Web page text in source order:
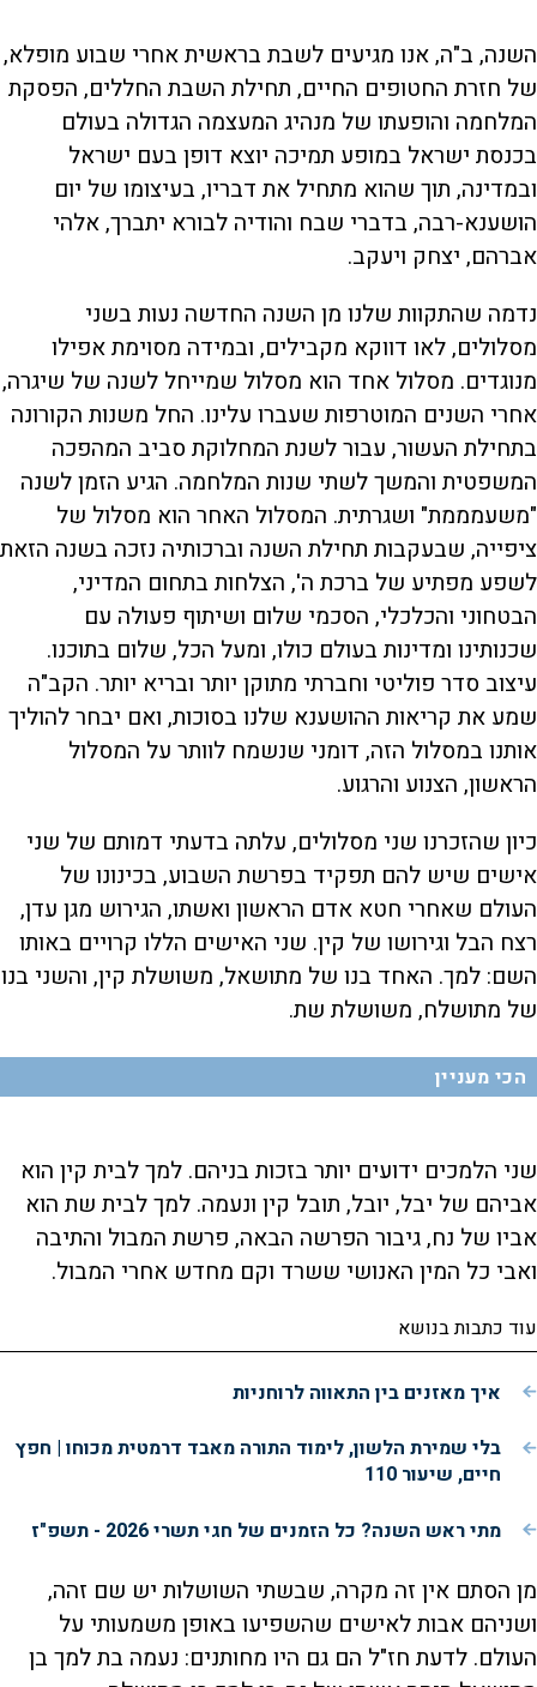
השנה, ב"ה, אנו מגיעים לשבת בראשית אחרי שבוע מופלא,
של חזרת החטופים החיים, תחילת השבת החללים, הפסקת
המלחמה והופעתו של מנהיג המעצמה הגדולה בעולם
בכנסת ישראל במופע תמיכה יוצא דופן בעם ישראל
ובמדינה, תוך שהוא מתחיל את דבריו, בעיצומו של יום
הושענא-רבה, בדברי שבח והודיה לבורא יתברך, אלהי
אברהם, יצחק ויעקב.
נדמה שהתקוות שלנו מן השנה החדשה נעות בשני
מסלולים, לאו דווקא מקבילים, ובמידה מסוימת אפילו
מנוגדים. מסלול אחד הוא מסלול שמייחל לשנה של שיגרה,
אחרי השנים המוטרפות שעברו עלינו. החל משנות הקורונה
בתחילת העשור, עבור לשנת המחלוקת סביב המהפכה
המשפטית והמשך לשתי שנות המלחמה. הגיע הזמן לשנה
"משעמממת" ושגרתית. המסלול האחר הוא מסלול של
ציפייה, שבעקבות תחילת השנה וברכותיה נזכה בשנה הזאת
לשפע מפתיע של ברכת ה', הצלחות בתחום המדיני,
הבטחוני והכלכלי, הסכמי שלום ושיתוף פעולה עם
שכנותינו ומדינות בעולם כולו, ומעל הכל, שלום בתוכנו.
עיצוב סדר פוליטי וחברתי מתוקן יותר ובריא יותר. הקב"ה
שמע את קריאות ההושענא שלנו בסוכות, ואם יבחר להוליך
אותנו במסלול הזה, דומני שנשמח לוותר על המסלול
הראשון, הצנוע והרגוע.
כיון שהזכרנו שני מסלולים, עלתה בדעתי דמותם של שני
אישים שיש להם תפקיד בפרשת השבוע, בכינונו של
העולם שאחרי חטא אדם הראשון ואשתו, הגירוש מגן עדן,
רצח הבל וגירושו של קין. שני האישים הללו קרויים באותו
השם: למך. האחד בנו של מתושאל, משושלת קין, והשני בנו
של מתושלח, משושלת שת.
הכי מעניין
שני הלמכים ידועים יותר בזכות בניהם. למך לבית קין הוא
אביהם של יבל, יובל, תובל קין ונעמה. למך לבית שת הוא
אביו של נח, גיבור הפרשה הבאה, פרשת המבול והתיבה
ואבי כל המין האנושי ששרד וקם מחדש אחרי המבול.
עוד כתבות בנושא
איך מאזנים בין התאווה לרוחניות
בלי שמירת הלשון, לימוד התורה מאבד דרמטית מכוחו | חפץ
חיים, שיעור 110
מתי ראש השנה? כל הזמנים של חגי תשרי 2026 - תשפ"ז
מן הסתם אין זה מקרה, שבשתי השושלות יש שם זהה,
ושניהם אבות לאישים שהשפיעו באופן משמעותי על
העולם. לדעת חז"ל הם גם היו מחותנים: נעמה בת למך בן